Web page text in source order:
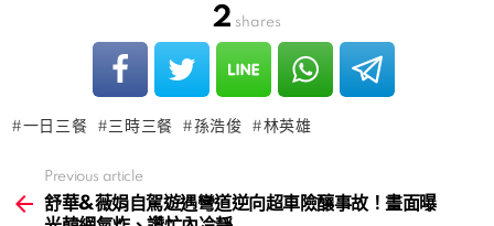
2 shares
一日三餐 三時三餐 孫浩俊 林英雄
more
Previous article
舒華&薇娟自駕遊遇彎道逆向超車險釀事故！畫面曝